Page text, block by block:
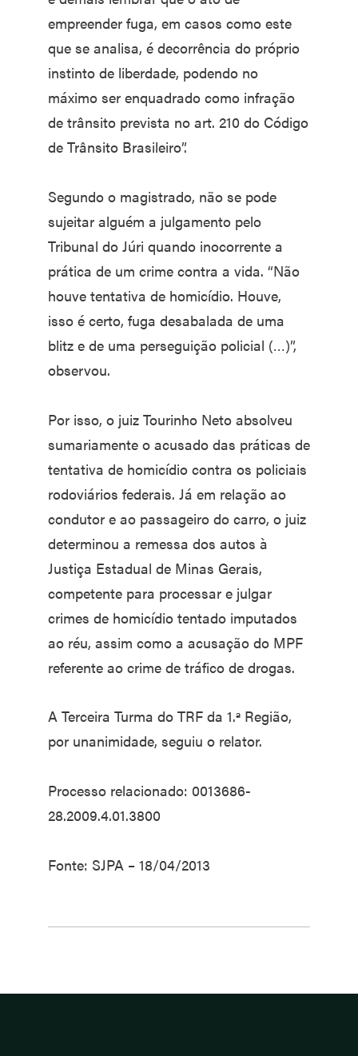
empreender fuga, em casos como este
que se analisa, é decorrência do próprio
instinto de liberdade, podendo no
máximo ser enquadrado como infração
de trânsito prevista no art. 210 do Código
de Trânsito Brasileiro”.
Segundo o magistrado, não se pode
sujeitar alguém a julgamento pelo
Tribunal do Júri quando inocorrente a
prática de um crime contra a vida. “Não
houve tentativa de homicídio. Houve,
isso é certo, fuga desabalada de uma
blitz e de uma perseguição policial (…)”,
observou.
Por isso, o juiz Tourinho Neto absolveu
sumariamente o acusado das práticas de
tentativa de homicídio contra os policiais
rodoviários federais. Já em relação ao
condutor e ao passageiro do carro, o juiz
determinou a remessa dos autos à
Justiça Estadual de Minas Gerais,
competente para processar e julgar
crimes de homicídio tentado imputados
ao réu, assim como a acusação do MPF
referente ao crime de tráfico de drogas.
A Terceira Turma do TRF da 1.ª Região,
por unanimidade, seguiu o relator.
Processo relacionado: 0013686-
28.2009.4.01.3800
Fonte: SJPA – 18/04/2013